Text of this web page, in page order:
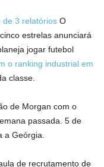
de 3 relatórios O
estrelas anunciará
jogar futebol
o ranking industrial em
classe.
de Morgan com o
passada. 5 de
a Geórgia.
de recrutamento de